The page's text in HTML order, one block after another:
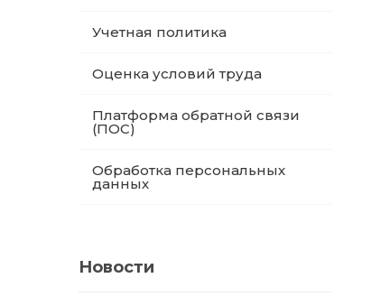
Учетная политика
Оценка условий труда
Платформа обратной связи
(ПОС)
Обработка персональных
данных
Новости